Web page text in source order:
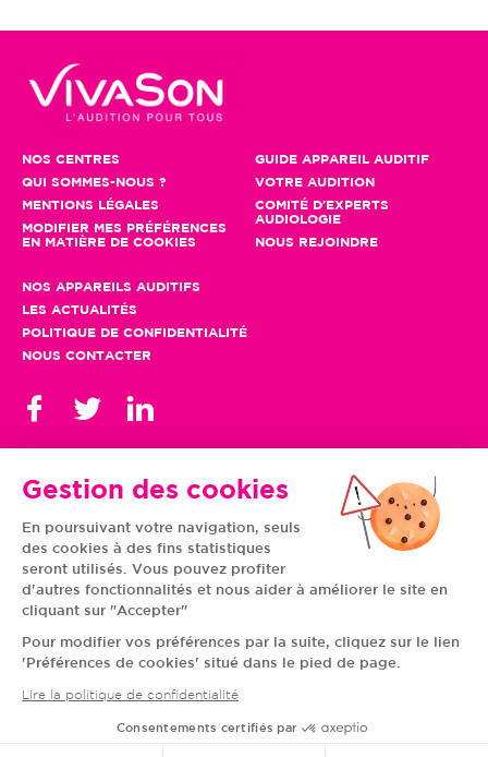
Gestion des cookies
En poursuivant votre navigation, seuls
des cookies à des fins statistiques
seront utilisés. Vous pouvez profiter
d'autres fonctionnalités et nous aider à améliorer le site en
cliquant sur "Accepter"
Pour modifier vos préférences par la suite, cliquez sur le lien
'Préférences de cookies' situé dans le pied de page.
Lire la politique de confidentialité
Consentements certifiés par
NOS CENTRES
QUI SOMMES-NOUS ?
MENTIONS LÉGALES
MODIFIER MES PRÉFÉRENCES
EN MATIÈRE DE COOKIES
GUIDE APPAREIL AUDITIF
VOTRE AUDITION
COMITÉ D'EXPERTS
AUDIOLOGIE
NOUS REJOINDRE
NOS APPAREILS AUDITIFS
LES ACTUALITÉS
POLITIQUE DE CONFIDENTIALITÉ
NOUS CONTACTER
TOUS NOS CENTRES
AUVERGNE-RHÔNE-
ALPES
FRANCHE-COMTÉ
BRETAGNE
CENTRE-VAL DE LOIRE
GRAND EST
ÎLE-DE-FRANCE
NORMANDIE
PAYS DE LA LOIRE
PROVENCE-ALPES-
CÔTE D'AZUR